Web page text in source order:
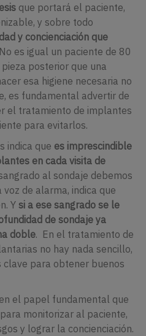
que portará el paciente,
y sobre todo
y concienciación que
es igual un paciente de 80
posterior que una
esa higiene necesaria no
es fundamental advertir de
el tratamiento de implantes
para evitarlos.
indica que es imprescindible
en cada visita de
al sondaje debemos
de alarma, indica que
Y si a ese sangrado se le
de sondaje ya
doble. En el tratamiento de
no hay nada sencillo,
para obtener buenos
el papel fundamental que
monitorizar al paciente,
y lograr la concienciación.